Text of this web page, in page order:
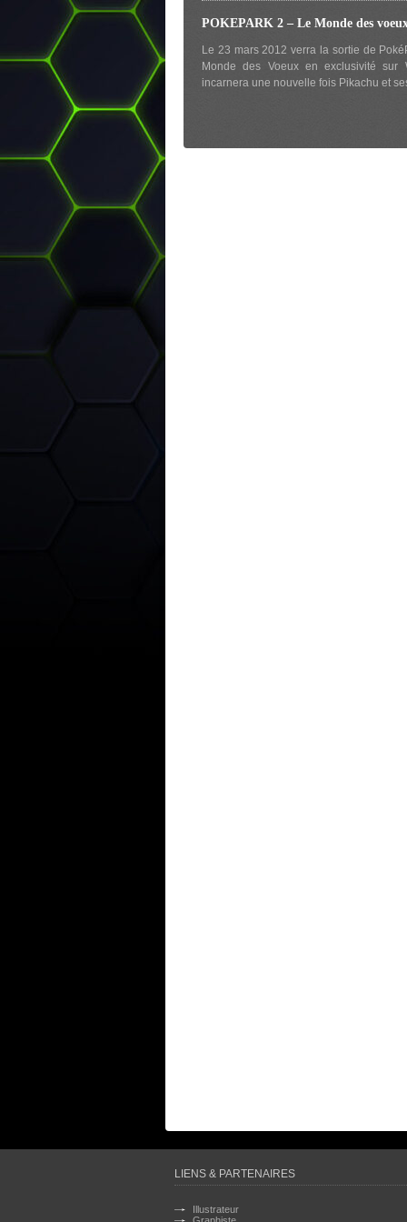
POKEPARK 2 – Le Monde des
Le 23 mars 2012 verra la sortie de
Monde des Voeux en exclusivité sur
incarnera une nouvelle fois Pikachu et
LIENS & PARTENAIRES
Illustrateur